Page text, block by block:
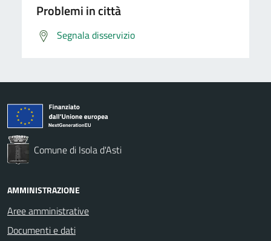
Problemi in città
Segnala disservizio
Comune di Isola d'Asti
AMMINISTRAZIONE
Aree amministrative
Documenti e dati